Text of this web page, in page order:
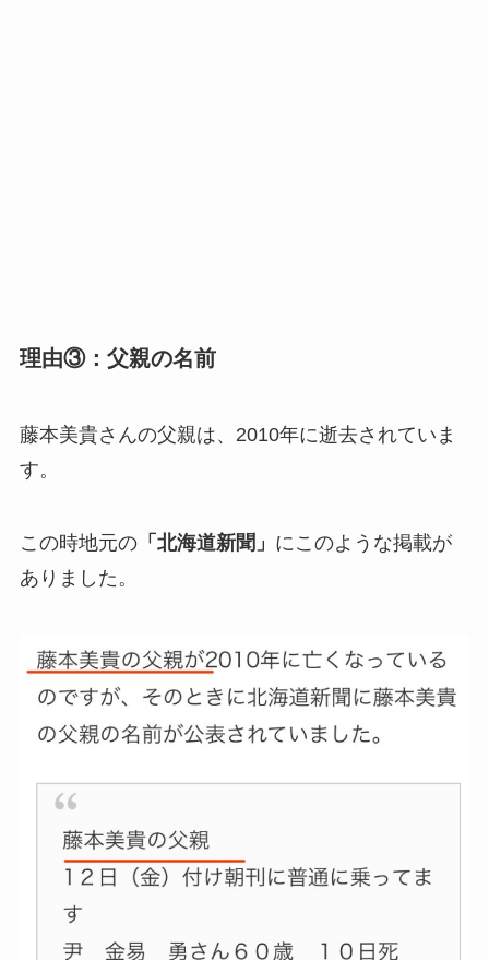
理由③：父親の名前
藤本美貴さんの父親は、2010年に逝去されていま
す。
この時地元の「北海道新聞」 にこのような掲載が
ありました。